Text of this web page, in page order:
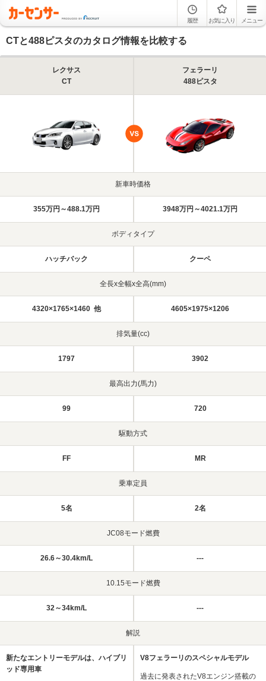
履歴 お気に入り メニュー
CTと488ピスタのカタログ情報を比較する
レクサス
CT
フェラーリ
488ピスタ
新車時価格
355万円～488.1万円 3948万円～4021.1万円
ボディタイプ
ハッチバック クーペ
全長x全幅x全高(mm)
4320×1765×1460 他 4605×1975×1206
排気量(cc)
1797 3902
最高出力(馬力)
99 720
駆動方式
FF MR
乗車定員
5名 2名
JC08モード燃費
26.6～30.4km/L ---
10.15モード燃費
32～34km/L ---
解説
新たなエントリーモデルは、ハイブリ
ッド専用車
V8フェラーリのスペシャルモデル
過去に発表されたV8エンジン搭載の